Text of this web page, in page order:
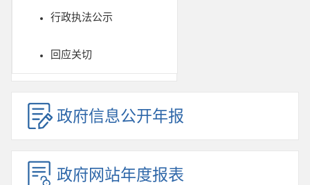
行政执法公示
回应关切
政府信息公开年报
政府网站年度报表